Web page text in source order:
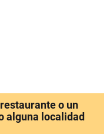
o un
alguna localidad